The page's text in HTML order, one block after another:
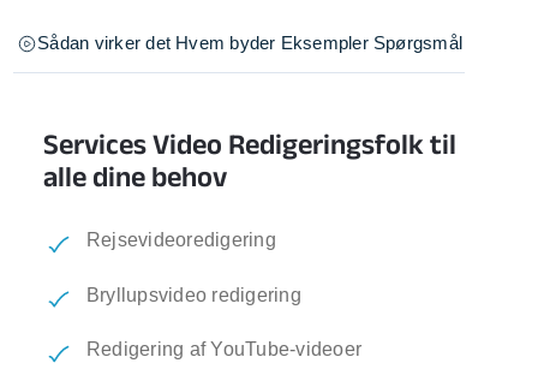
Sådan virker det Hvem byder Eksempler Spørgsmål
Services Video Redigeringsfolk til
alle dine behov
Rejsevideoredigering
Bryllupsvideo redigering
Redigering af YouTube-videoer